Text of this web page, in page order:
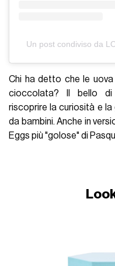
Un post condiviso da
Chi ha detto che le
cioccolata? Il bello di
riscoprire la curiosità e
da bambini. Anche in
Eggs più "golose" di